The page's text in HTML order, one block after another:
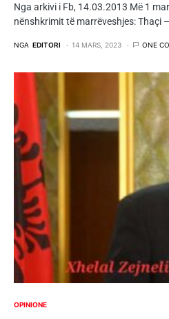
Nga arkivi i Fb, 14.03.2013 Më 1
nënshkrimit të marrëveshjes: Thaçi
NGA EDITORI 14 MARS, 2023 ONE
OPINIONE